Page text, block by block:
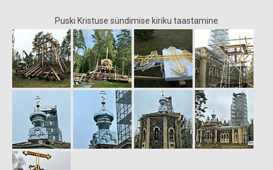
Puski Kristuse sündimise kiriku taastamine